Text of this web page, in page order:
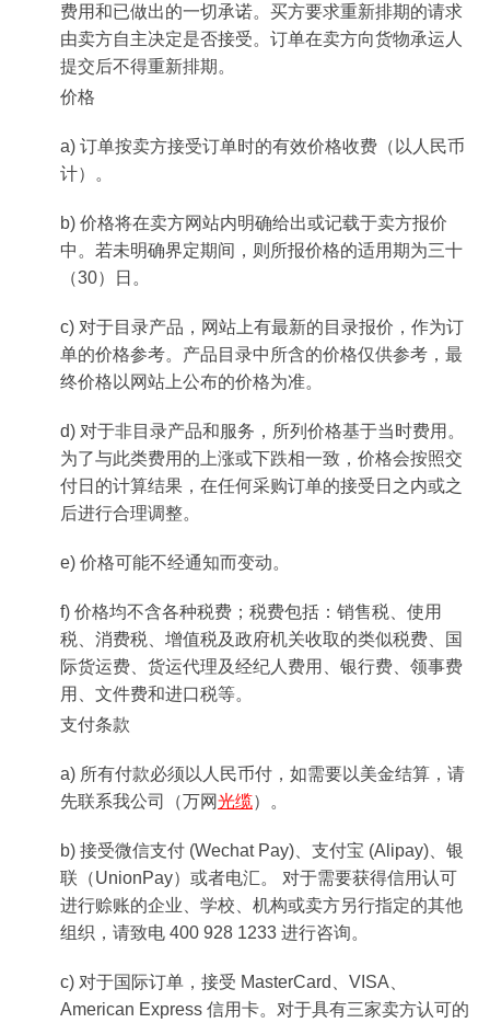
费用和已做出的一切承诺。买方要求重新排期的请求
由卖方自主决定是否接受。订单在卖方向货物承运人
提交后不得重新排期。
价格
a) 订单按卖方接受订单时的有效价格收费（以人民币
计）。
b) 价格将在卖方网站内明确给出或记载于卖方报价
中。若未明确界定期间，则所报价格的适用期为三十
（30）日。
c) 对于目录产品，网站上有最新的目录报价，作为订
单的价格参考。产品目录中所含的价格仅供参考，最
终价格以网站上公布的价格为准。
d) 对于非目录产品和服务，所列价格基于当时费用。
为了与此类费用的上涨或下跌相一致，价格会按照交
付日的计算结果，在任何采购订单的接受日之内或之
后进行合理调整。
e) 价格可能不经通知而变动。
f) 价格均不含各种税费；税费包括：销售税、使用
税、消费税、增值税及政府机关收取的类似税费、国
际货运费、货运代理及经纪人费用、银行费、领事费
用、文件费和进口税等。
支付条款
a) 所有付款必须以人民币付，如需要以美金结算，请
先联系我公司（万网光缆）。
b) 接受微信支付 (Wechat Pay)、支付宝 (Alipay)、银
联（UnionPay）或者电汇。 对于需要获得信用认可
进行赊账的企业、学校、机构或卖方另行指定的其他
组织，请致电 400 928 1233 进行咨询。
c) 对于国际订单，接受 MasterCard、VISA、
American Express 信用卡。对于具有三家卖方认可的